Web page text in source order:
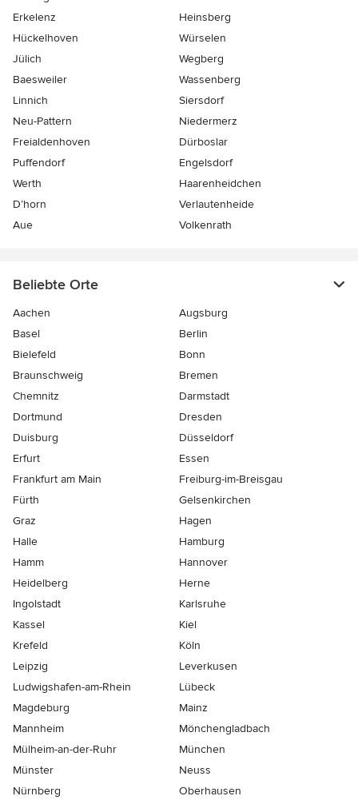
Erkelenz
Heinsberg
Hückelhoven
Würselen
Jülich
Wegberg
Baesweiler
Wassenberg
Linnich
Siersdorf
Neu-Pattern
Niedermerz
Freialdenhoven
Dürboslar
Puffendorf
Engelsdorf
Werth
Haarenheidchen
D’horn
Verlautenheide
Aue
Volkenrath
Beliebte Orte
Aachen
Augsburg
Basel
Berlin
Bielefeld
Bonn
Braunschweig
Bremen
Chemnitz
Darmstadt
Dortmund
Dresden
Duisburg
Düsseldorf
Erfurt
Essen
Frankfurt am Main
Freiburg-im-Breisgau
Fürth
Gelsenkirchen
Graz
Hagen
Halle
Hamburg
Hamm
Hannover
Heidelberg
Herne
Ingolstadt
Karlsruhe
Kassel
Kiel
Krefeld
Köln
Leipzig
Leverkusen
Ludwigshafen-am-Rhein
Lübeck
Magdeburg
Mainz
Mannheim
Mönchen­gladbach
Mülheim-an-der-Ruhr
München
Münster
Neuss
Nürnberg
Oberhausen